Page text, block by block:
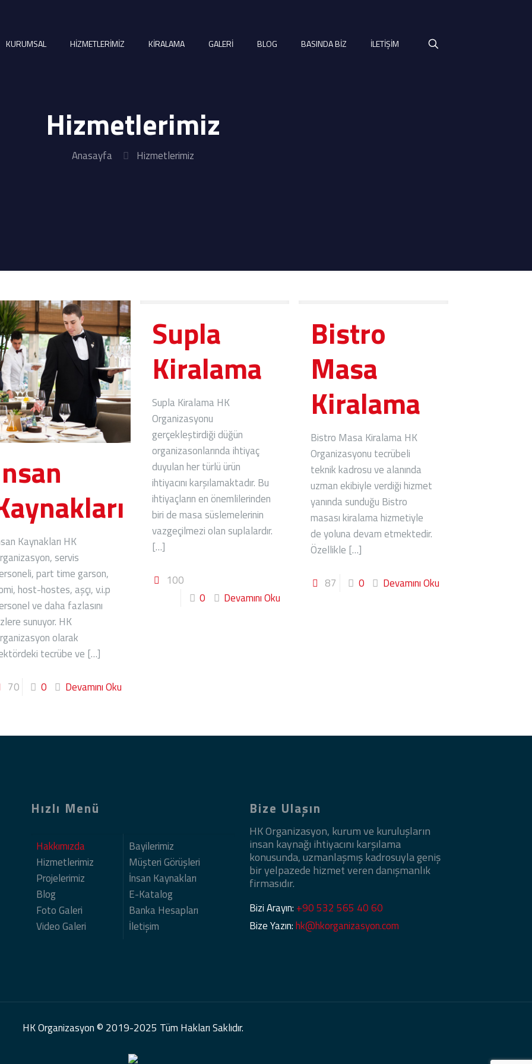
KURUMSAL HİZMETLERİMİZ KİRALAMA GALERİ BLOG BASINDA BİZ İLETİŞİM
Hizmetlerimiz
Anasayfa Hizmetlerimiz
Kaynakları HK
servis
part time garson,
host-hostes, aşçı, v.i.p
ve daha fazlasını
sunuyor. HK
olarak
tecrübe ve […]
70 0 Devamını Oku
Supla
Kiralama
Supla Kiralama HK
Organizasyonu
gerçekleştirdiği düğün
organizasonlarında ihtiyaç
duyulan her türlü ürün
ihtiyacını karşılamaktadır. Bu
ihtiyaçların en önemlilerinden
biri de masa süslemelerinin
vazgeçilmezi olan suplalardır.
[…]
100
0
Devamını Oku
Bistro
Masa
Kiralama
Bistro Masa Kiralama HK
Organizasyonu tecrübeli
teknik kadrosu ve alanında
uzman ekibiyle verdiği hizmet
yanında sunduğu Bistro
masası kiralama hizmetiyle
de yoluna devam etmektedir.
Özellikle […]
87 0 Devamını Oku
Hızlı Menü
Hakkımızda
Hizmetlerimiz
Projelerimiz
Blog
Foto Galeri
Video Galeri
Bayilerimiz
Müşteri Görüşleri
İnsan Kaynakları
E-Katalog
Banka Hesapları
İletişim
Bize Ulaşın
HK Organizasyon, kurum ve kuruluşların
insan kaynağı ihtiyacını karşılama
konusunda, uzmanlaşmış kadrosuyla geniş
bir yelpazede hizmet veren danışmanlık
firmasıdır.
Bizi Arayın: +90 532 565 40 60
Bize Yazın:hk@hkorganizasyon.com
HK Organizasyon © 2019-2025 Tüm Hakları Saklıdır.